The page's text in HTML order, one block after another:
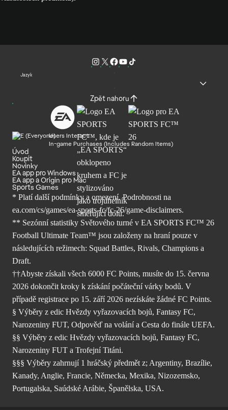
Jazyk
Zpět nahoru
Users Interact
In-game Purchases (Includes Random Items)
Úvod
Koupit
Novinky
EA app pro Windows
EA app a Origin pro Mac
Sports Games
* Platí další podmínky a omezení. Podrobnosti na
ea.com/cs/games/ea-sports-fc/fc-26/game-disclaimers.
** Sezónní statistiky Světového turné v EA SPORTS FC™ 26
Football Ultimate Team™ jsou založeny na hraní pouze v
následujících režimech: Squad Battles, Rivals, Champions a
Draft.
††Abyste získali všech 6000 FC Points, musíte do 15. června
2026 dokončit kroky k získání počáteční várky bodů. V
případě registrace po 15. září 2026 nezískáte žádné FC Points.
§ Výběry z edic Hvězdy vyřazovacích bojů, Fantasy FC,
Narozeniny FUT, Odpověď na volání a Cesta do finále UEFA.
§§ Výběry z edic Hvězdy vyřazovacích bojů, Fantasy FC,
Narozeniny FUT a Trofejní Titáni.
§§§ Výběry zahrnují 1 hráčský předmět z; Argentiny, Brazílie,
Kanady, Anglie, Francie, Německa, Mexika, Nizozemsko,
Portugalska, Saúdské Arábie, Španělska, USA.